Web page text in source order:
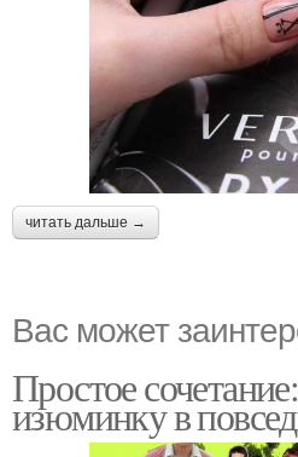
читать дальше →
Вас может
Простое
изюминку в